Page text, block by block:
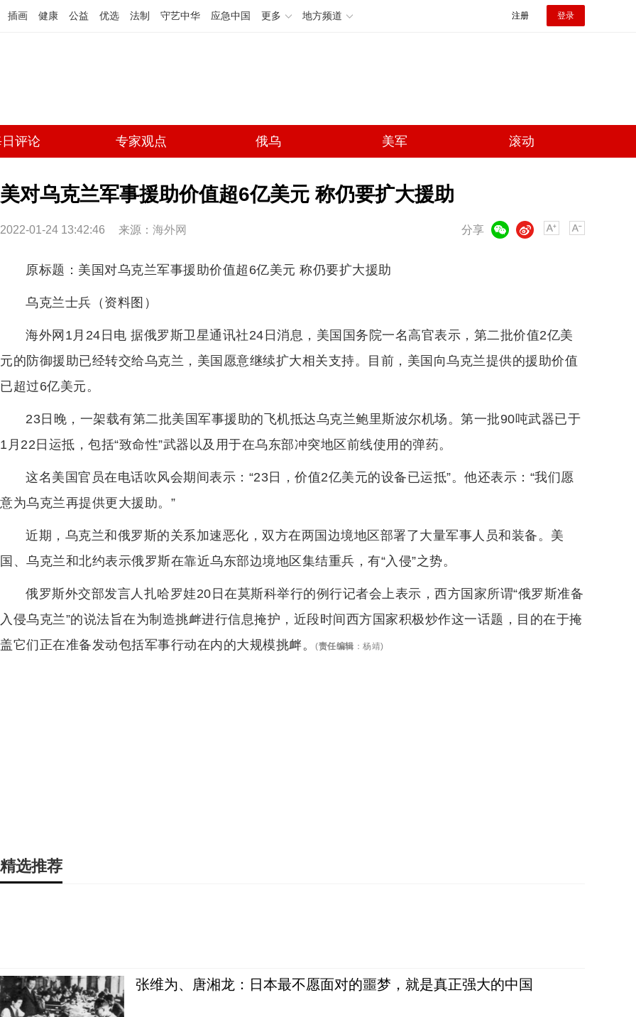
插画 健康 公益 优选 法制 守艺中华 应急中国 更多 地方频道 注册 登录
评论 专家观点 俄乌 美军 滚动
美对乌克兰军事援助价值超6亿美元 称仍要扩大援助
2022-01-24 13:42:46 来源： 海外网 分享
微博
原标题：美国对乌克兰军事援助价值超6亿美元 称仍要扩大援助
乌克兰士兵（资料图）
海外网1月24日电 据俄罗斯卫星通讯社24日消息，美国国务院一名高官表示，第二批价值2亿美
元的防御援助已经转交给乌克兰，美国愿意继续扩大相关支持。目前，美国向乌克兰提供的援助价值
已超过6亿美元。
23日晚，一架载有第二批美国军事援助的飞机抵达乌克兰鲍里斯波尔机场。第一批90吨武器已于
1月22日运抵，包括“致命性”武器以及用于在乌东部冲突地区前线使用的弹药。
这名美国官员在电话吹风会期间表示：“23日，价值2亿美元的设备已运抵”。他还表示：“我们愿
意为乌克兰再提供更大援助。”
近期，乌克兰和俄罗斯的关系加速恶化，双方在两国边境地区部署了大量军事人员和装备。美
国、乌克兰和北约表示俄罗斯在靠近乌东部边境地区集结重兵，有“入侵”之势。
俄罗斯外交部发言人扎哈罗娃20日在莫斯科举行的例行记者会上表示，西方国家所谓“俄罗斯准备
入侵乌克兰”的说法旨在为制造挑衅进行信息掩护，近段时间西方国家积极炒作这一话题，目的在于掩
盖它们正在准备发动包括军事行动在内的大规模挑衅。
(责任编辑 ： 杨靖)
精选推荐
张维为、唐湘龙：日本最不愿面对的噩梦，就是真正强大的中国